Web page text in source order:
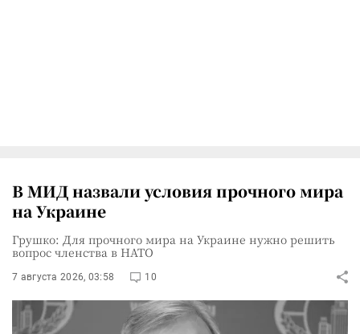
В МИД назвали условия прочного мира
на Украине
Грушко: Для прочного мира на Украине нужно решить
вопрос членства в НАТО
7 августа 2026, 03:58 10